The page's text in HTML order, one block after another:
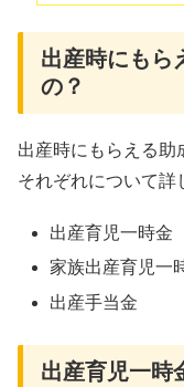
出産時にもら
の？
出産時にもらえる助
それぞれについて詳
出産育児一時金
家族出産育児一
出産手当金
出産育児一時